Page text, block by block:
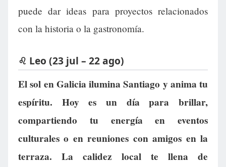
puede dar ideas para proyectos relacionados
con la historia o la gastronomía.
♌ Leo (23 jul – 22 ago)
El sol en Galicia ilumina Santiago y anima tu
espíritu. Hoy es un día para brillar,
compartiendo tu energía en eventos
culturales o en reuniones con amigos en la
terraza. La calidez local te llena de